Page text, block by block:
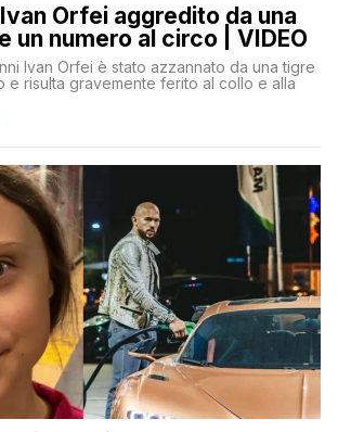
Orfei aggredito da una
un numero al circo | VIDEO
Ivan Orfei è stato azzannato da una tigre
e risulta gravemente ferito al collo e alla